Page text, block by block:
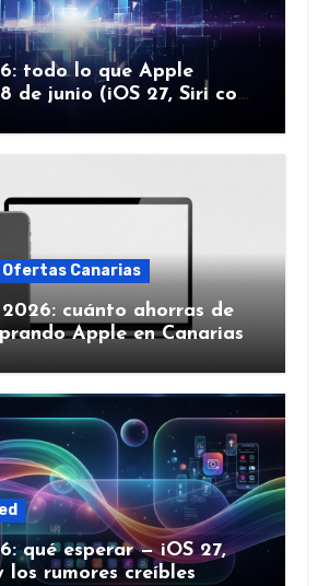
todo lo que Apple
de junio (iOS 27, Siri con
Ofertas Canarias
2026: cuánto ahorras de
Apple en Canarias
qué esperar — iOS 27,
los rumores creíbles